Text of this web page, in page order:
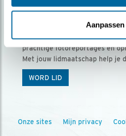
Aanpassen
Ontvang 5 x Vogels
Vogels is het tijdschrift voor
prachtige fotoreportages en
Met jouw lidmaatschap help je
WORD LID
Onze sites Mijn privacy